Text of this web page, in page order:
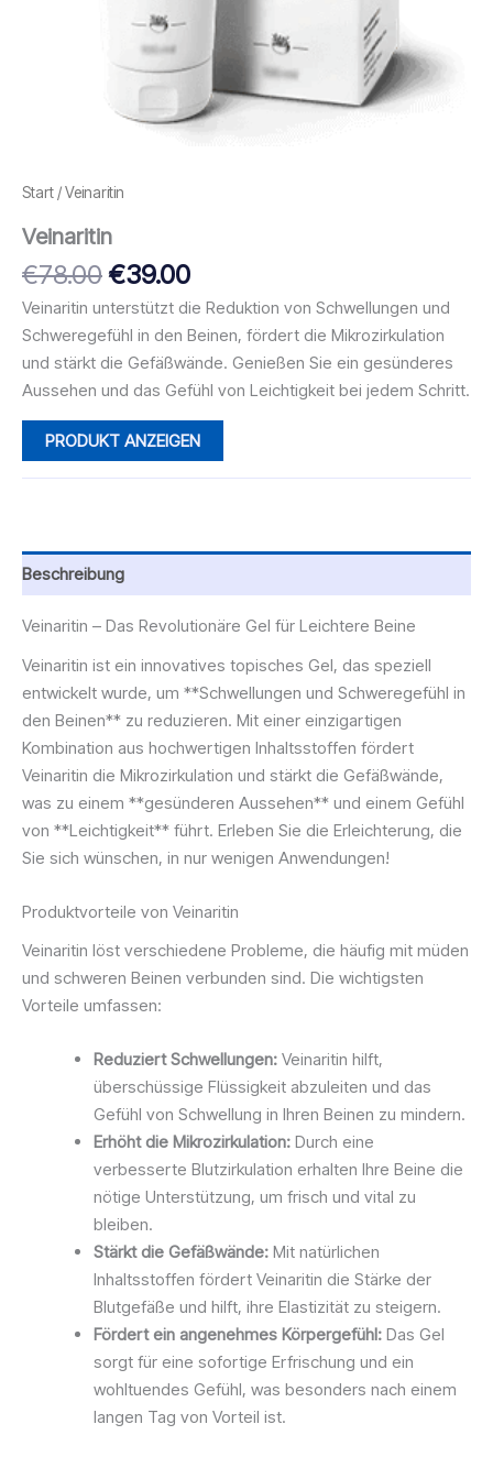
Start / Veinaritin
Veinaritin
€78.00Ursprünglicher
Preis
war:
€78.00
€39.00Aktueller
Preis
ist:
€39.00.
Veinaritin unterstützt die Reduktion von Schwellungen und
Schweregefühl in den Beinen, fördert die Mikrozirkulation
und stärkt die Gefäßwände. Genießen Sie ein gesünderes
Aussehen und das Gefühl von Leichtigkeit bei jedem Schritt.
PRODUKT ANZEIGEN
Beschreibung
Veinaritin – Das Revolutionäre Gel für Leichtere Beine
Veinaritin ist ein innovatives topisches Gel, das speziell
entwickelt wurde, um **Schwellungen und Schweregefühl in
den Beinen** zu reduzieren. Mit einer einzigartigen
Kombination aus hochwertigen Inhaltsstoffen fördert
Veinaritin die Mikrozirkulation und stärkt die Gefäßwände,
was zu einem **gesünderen Aussehen** und einem Gefühl
von **Leichtigkeit** führt. Erleben Sie die Erleichterung, die
Sie sich wünschen, in nur wenigen Anwendungen!
Produktvorteile von Veinaritin
Veinaritin löst verschiedene Probleme, die häufig mit müden
und schweren Beinen verbunden sind. Die wichtigsten
Vorteile umfassen:
Reduziert Schwellungen: Veinaritin hilft,
überschüssige Flüssigkeit abzuleiten und das
Gefühl von Schwellung in Ihren Beinen zu mindern.
Erhöht die Mikrozirkulation: Durch eine
verbesserte Blutzirkulation erhalten Ihre Beine die
nötige Unterstützung, um frisch und vital zu
bleiben.
Stärkt die Gefäßwände: Mit natürlichen
Inhaltsstoffen fördert Veinaritin die Stärke der
Blutgefäße und hilft, ihre Elastizität zu steigern.
Fördert ein angenehmes Körpergefühl: Das Gel
sorgt für eine sofortige Erfrischung und ein
wohltuendes Gefühl, was besonders nach einem
langen Tag von Vorteil ist.